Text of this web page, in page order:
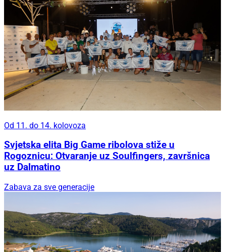
Od 11. do 14. kolovoza
Svjetska elita Big Game ribolova stiže u
Rogoznicu: Otvaranje uz Soulfingers, završnica
uz Dalmatino
Zabava za sve generacije